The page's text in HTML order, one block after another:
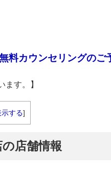
カウンセリングのご
ます。】
示する]
店舗情報